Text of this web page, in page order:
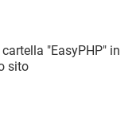
"EasyPHP" in
sito